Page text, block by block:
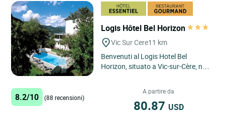
Logis Hôtel Bel Horizon
Vic Sur Cere11 km
Benvenuti al Logis Hotel Bel
Horizon, situato a Vic-sur-Cère, nel
8.2/10 (88 recensioni)
A partire da
80.87 USD